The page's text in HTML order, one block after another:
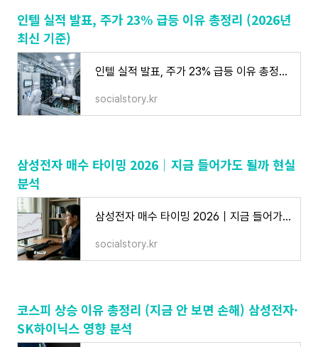
인텔 실적 발표, 주가 23% 급등 이유 총정리 (2026년
최신 기준)
인텔 실적 발표, 주가 23% 급등 이유 총정리 (2026년 최신 기준)
socialstory.kr
삼성전자 매수 타이밍 2026｜지금 들어가도 될까 현실
분석
삼성전자 매수 타이밍 2026｜지금 들어가도 될까 현실 분석
socialstory.kr
코스피 상승 이유 총정리 (지금 안 보면 손해) 삼성전자·
SK하이닉스 영향 분석